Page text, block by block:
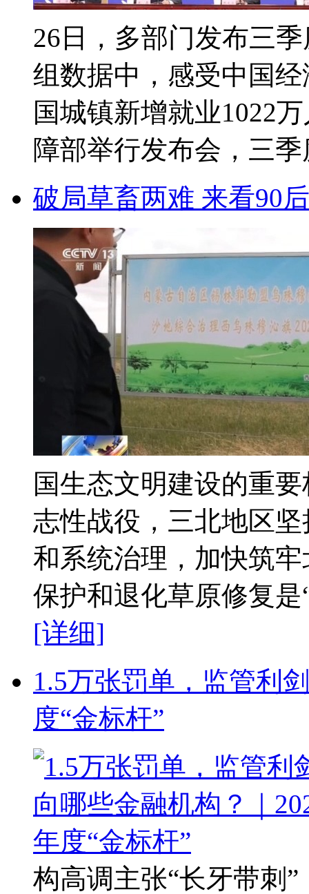
26日，多部门发布三
组数据中，感受中国
国城镇新增就业1022
障部举行发布会，三
破局草畜两难 来看90
国生态文明建设的重
志性战役，三北地区
和系统治理，加快筑
保护和退化草原修复
[详细]
1.5万张罚单，监管利
度“金标杆”
构高调主张“长牙带刺